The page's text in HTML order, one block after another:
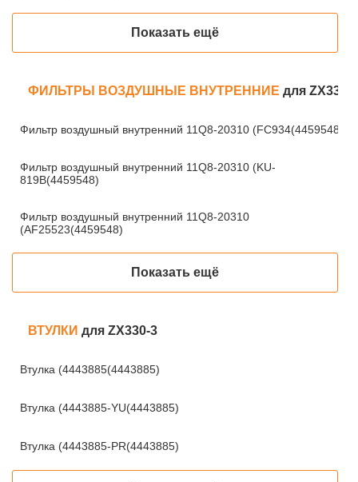
Показать ещё
ФИЛЬТРЫ ВОЗДУШНЫЕ ВНУТРЕННИЕ для ZX330-3
Фильтр воздушный внутренний 11Q8-20310 (FC934(4459548)
Фильтр воздушный внутренний 11Q8-20310 (KU-
819B(4459548)
Фильтр воздушный внутренний 11Q8-20310
(AF25523(4459548)
Показать ещё
ВТУЛКИ для ZX330-3
Втулка (4443885(4443885)
Втулка (4443885-YU(4443885)
Втулка (4443885-PR(4443885)